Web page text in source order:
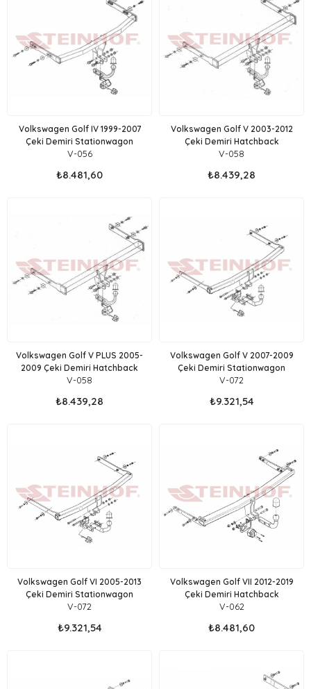
Volkswagen Golf IV 1999-2007
Çeki Demiri Stationwagon
V-056
₺8.481,60
Volkswagen Golf V 2003-2012
Çeki Demiri Hatchback
V-058
₺8.439,28
Volkswagen Golf V PLUS 2005-
2009 Çeki Demiri Hatchback
V-058
₺8.439,28
Volkswagen Golf V 2007-2009
Çeki Demiri Stationwagon
V-072
₺9.321,54
Volkswagen Golf VI 2005-2013
Çeki Demiri Stationwagon
V-072
₺9.321,54
Volkswagen Golf VII 2012-2019
Çeki Demiri Hatchback
V-062
₺8.481,60